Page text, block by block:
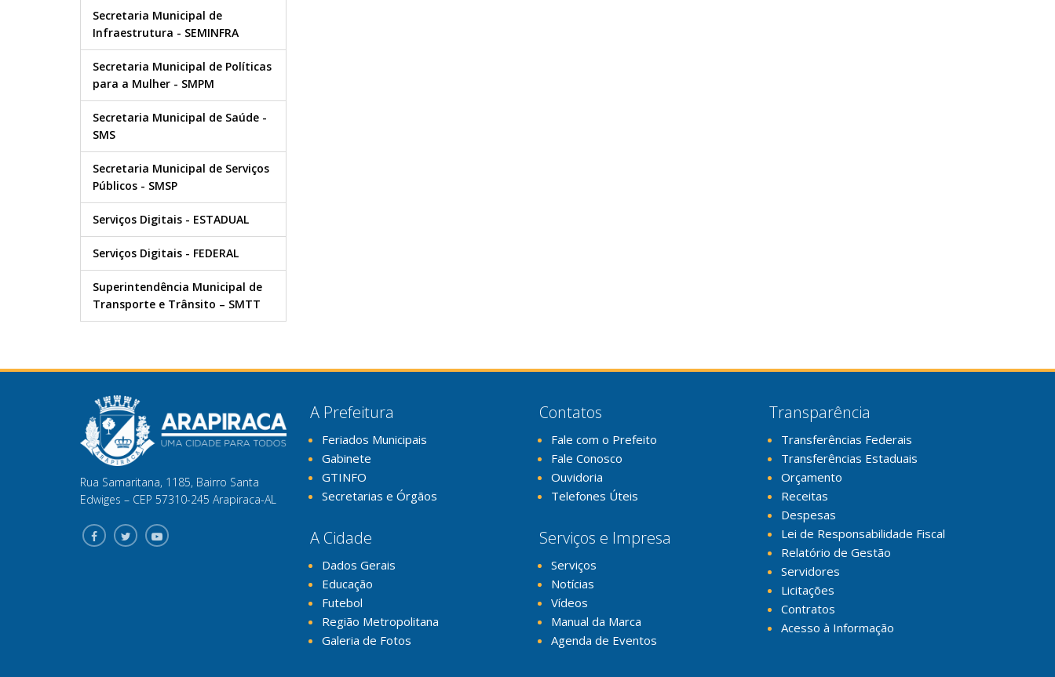
Secretaria Municipal de
Infraestrutura - SEMINFRA
Secretaria Municipal de Políticas
para a Mulher - SMPM
Secretaria Municipal de Saúde -
SMS
Secretaria Municipal de Serviços
Públicos - SMSP
Serviços Digitais - ESTADUAL
Serviços Digitais - FEDERAL
Superintendência Municipal de
Transporte e Trânsito – SMTT
Rua Samaritana, 1185, Bairro Santa
Edwiges – CEP 57310-245 Arapiraca-AL
A Prefeitura
Feriados Municipais
Gabinete
GTINFO
Secretarias e Órgãos
A Cidade
Dados Gerais
Educação
Futebol
Região Metropolitana
Galeria de Fotos
Contatos
Fale com o Prefeito
Fale Conosco
Ouvidoria
Telefones Úteis
Serviços e Impresa
Serviços
Notícias
Vídeos
Manual da Marca
Agenda de Eventos
Transparência
Transferências Federais
Transferências Estaduais
Orçamento
Receitas
Despesas
Lei de Responsabilidade Fiscal
Relatório de Gestão
Servidores
Licitações
Contratos
Acesso à Informação